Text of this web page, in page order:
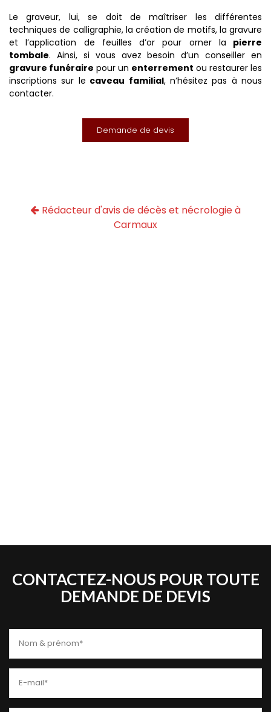
Le graveur, lui, se doit de maîtriser les différentes
techniques de calligraphie, la création de motifs, la gravure
et l’application de feuilles d’or pour orner la pierre
tombale. Ainsi, si vous avez besoin d’un conseiller en
gravure funéraire pour un enterrement ou restaurer les
inscriptions sur le caveau familial, n’hésitez pas à nous
contacter.
Demande de devis
Rédacteur d'avis de décès et nécrologie à
Carmaux
CONTACTEZ-NOUS POUR TOUTE
DEMANDE DE DEVIS